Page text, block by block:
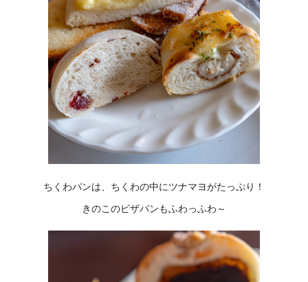
ちくわパンは、ちくわの中にツナマヨがたっぷり！
きのこのピザパンもふわっふわ～